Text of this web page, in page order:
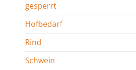
gesperrt
Hofbedarf
Rind
Schwein